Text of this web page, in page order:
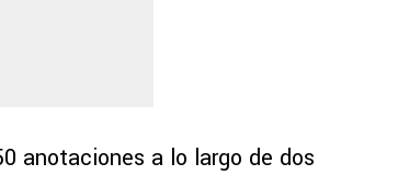
anotaciones a lo largo de dos